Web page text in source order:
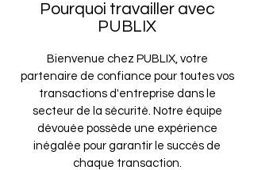
Pourquoi travailler avec
PUBLIX
Bienvenue chez PUBLIX, votre
partenaire de confiance pour toutes vos
transactions d'entreprise dans le
secteur de la sécurité. Notre équipe
dévouée possède une expérience
inégalée pour garantir le succès de
chaque transaction.